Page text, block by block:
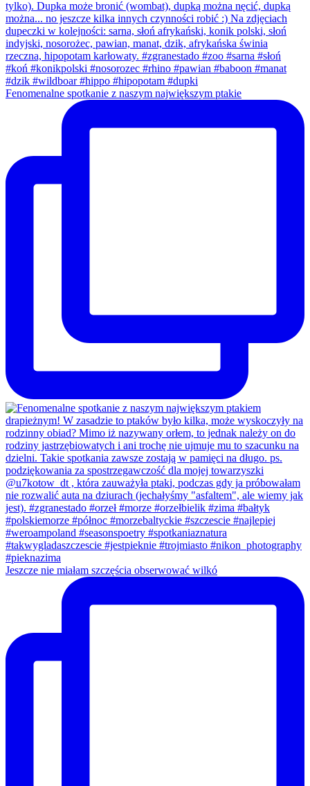
Fenomenalne spotkanie z naszym największym ptakie
Jeszcze nie miałam szczęścia obserwować wilkó